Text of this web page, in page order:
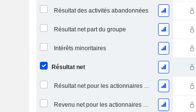
Résultat des activités abandonnées
Résultat net part du groupe
Intérêts minoritaires
Résultat net
Résultat net pour les actionnaires ordinaires, éléments exceptionnels inclus.
Revenu net pour les actionnaires ordinaires, hors éléments exceptionnelsRésultat net pour les actionnaires ordinaires, éléments exceptionnels exclus.